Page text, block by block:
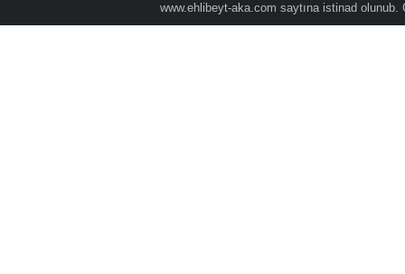
www.ehlibeyt-aka.com saytına istinad olunub.